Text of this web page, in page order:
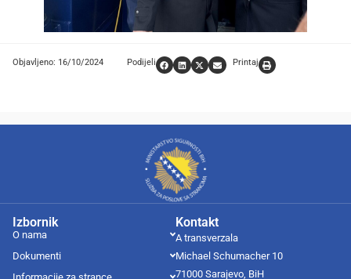
Objavljeno: 16/10/2024 Podijeli Printaj
Kontakt
A transverzala
Michael Schumacher 10
71000 Sarajevo, BiH
Izbornik
O nama
Dokumenti